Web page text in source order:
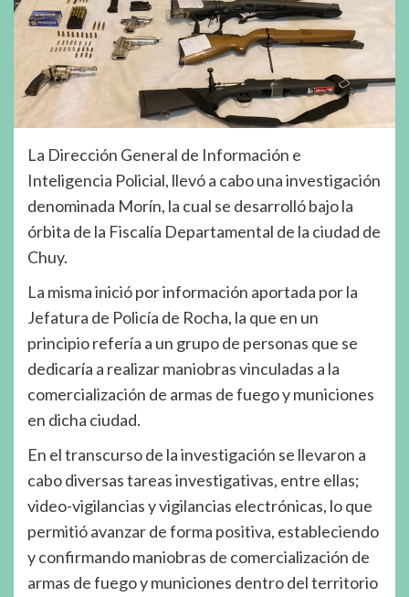
La Dirección General de Información e
Inteligencia Policial, llevó a cabo una investigación
denominada Morín, la cual se desarrolló bajo la
órbita de la Fiscalía Departamental de la ciudad de
Chuy.
La misma inició por información aportada por la
Jefatura de Policía de Rocha, la que en un
principio refería a un grupo de personas que se
dedicaría a realizar maniobras vinculadas a la
comercialización de armas de fuego y municiones
en dicha ciudad.
En el transcurso de la investigación se llevaron a
cabo diversas tareas investigativas, entre ellas;
video-vigilancias y vigilancias electrónicas, lo que
permitió avanzar de forma positiva, estableciendo
y confirmando maniobras de comercialización de
armas de fuego y municiones dentro del territorio